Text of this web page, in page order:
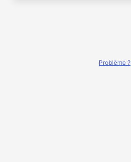
Problème ?